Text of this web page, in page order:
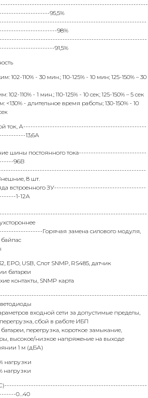
95,5%
98%
91,5%
102-110% - 30 мин.; 110-125% - 10 мин; 125-150% – 30
110% - 1 мин.; 110-125% - 10 сек; 125-150% – 5 сек
- длительное время работы; 130-150% - 10
ток, А---------------------------------------------------
13,6А
шины постоянного тока----------------------------
96В
8 шт.
встроенного ЗУ--------------------------------------
1-12А
Горячая замена силового модуля,
EPO, USB, Слот SNMP, RS485, датчик
батареи
контакты, SNMP карта
входной сети за допустимые пределы,
сбой в работе ИБП
перегрузка, короткое замыкание,
высокое/низкое напряжение на выходе
1 м (дБА)
нагрузки
нагрузки
0…40